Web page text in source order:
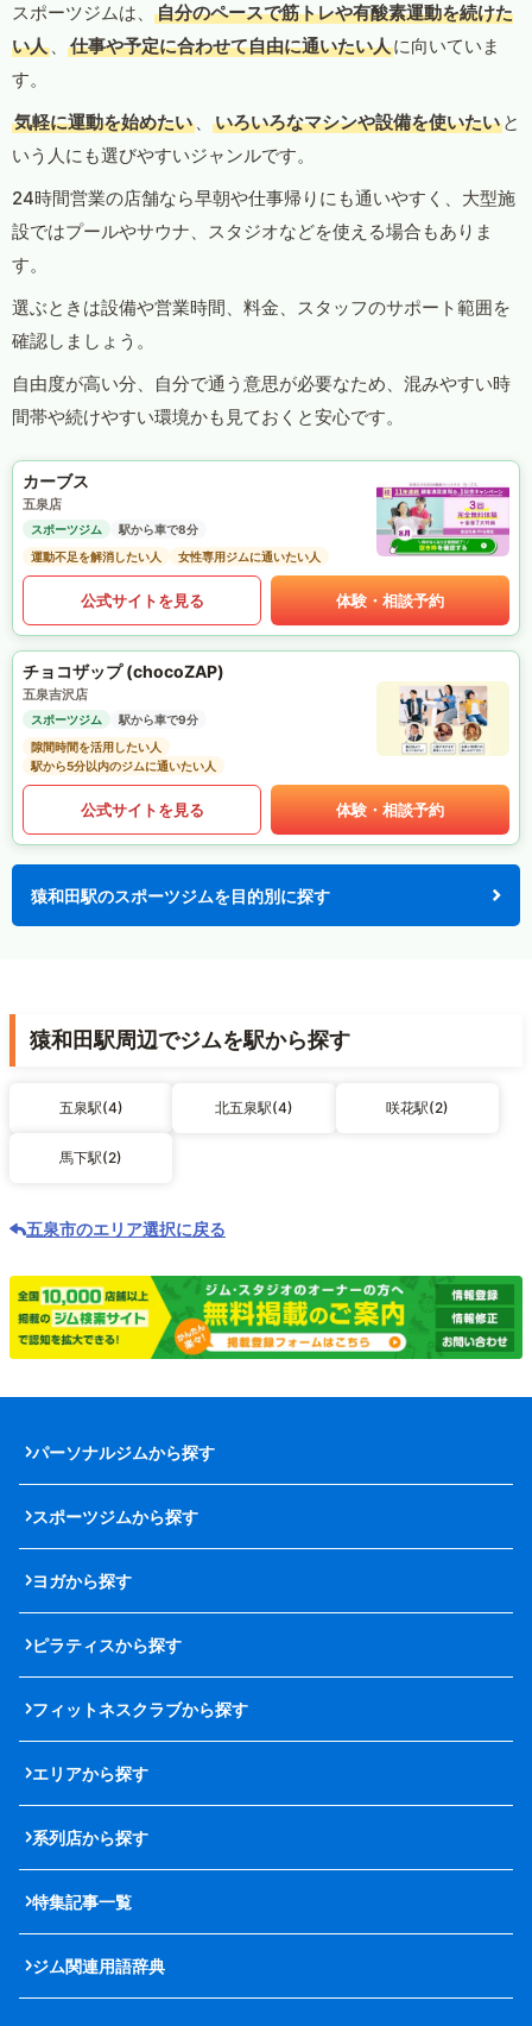
スポーツジムは、
自分のペースで筋トレや有酸素運動を続けた
い人 、 仕事や予定に合わせて自由に通いたい人に向いていま
す。
気軽に運動を始めたい 、 いろいろなマシンや設備を使いたい と
いう人にも選びやすいジャンルです。
24時間営業の店舗なら早朝や仕事帰りにも通いやすく、大型施
設ではプールやサウナ、スタジオなどを使える場合もありま
す。
選ぶときは設備や営業時間、料金、スタッフのサポート範囲を
確認しましょう。
自由度が高い分、自分で通う意思が必要なため、混みやすい時
間帯や続けやすい環境かも見ておくと安心です。
カーブス
五泉店
スポーツジム
駅から車で8分
運動不足を解消したい人
女性専用ジムに通いたい人
公式サイトを見る 体験・相談予約
チョコザップ (chocoZAP)
五泉吉沢店
スポーツジム
駅から車で9分
隙間時間を活用したい人
駅から5分以内のジムに通いたい人
公式サイトを見る 体験・相談予約
猿和田駅のスポーツジムを目的別に探す
猿和田駅周辺でジムを駅から探す
五泉駅(4) 北五泉駅(4) 咲花駅(2)
馬下駅(2)
五泉市のエリア選択に戻る
パーソナルジムから探す
スポーツジムから探す
ヨガから探す
ピラティスから探す
フィットネスクラブから探す
エリアから探す
系列店から探す
特集記事一覧
ジム関連用語辞典